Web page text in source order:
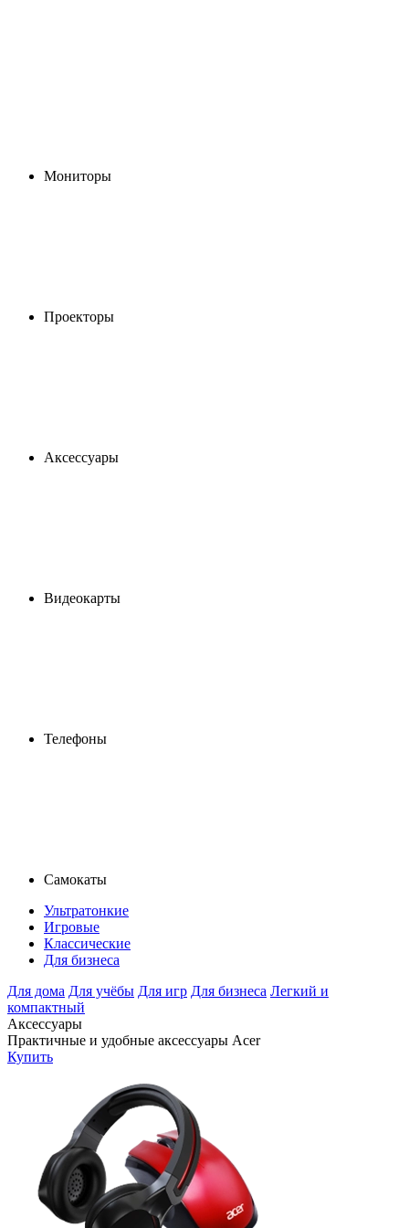
Мониторы
Проекторы
Аксессуары
Видеокарты
Телефоны
Самокаты
Ультратонкие
Игровые
Классические
Для бизнеса
Для дома Для учёбы Для игр Для бизнеса Легкий и
компактный
Аксессуары
Практичные и удобные аксессуары Acer
Купить